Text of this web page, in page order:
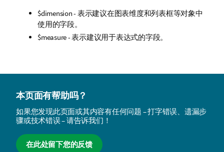
$dimension- 表示建议在图表维度和列表框等对象中
使用的字段。
$measure- 表示建议用于表达式的字段。
本页面有帮助吗？
如果您发现此页面或其内容有任何问题 – 打字错误、遗漏步
骤或技术错误 – 请告诉我们！
在此处留下您的反馈